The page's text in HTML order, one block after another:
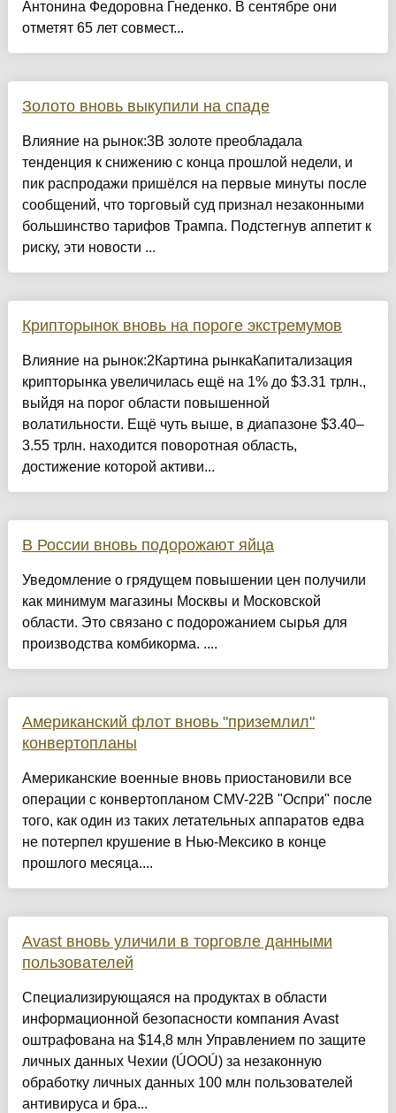
Антонина Федоровна Гнеденко. В сентябре они
отметят 65 лет совмест...
Золото вновь выкупили на спаде
Влияние на рынок:3В золоте преобладала
тенденция к снижению с конца прошлой недели, и
пик распродажи пришёлся на первые минуты после
сообщений, что торговый суд признал незаконными
большинство тарифов Трампа. Подстегнув аппетит к
риску, эти новости ...
Крипторынок вновь на пороге экстремумов
Влияние на рынок:2Картина рынкаКапитализация
крипторынка увеличилась ещё на 1% до $3.31 трлн.,
выйдя на порог области повышенной
волатильности. Ещё чуть выше, в диапазоне $3.40–
3.55 трлн. находится поворотная область,
достижение которой активи...
В России вновь подорожают яйца
Уведомление о грядущем повышении цен получили
как минимум магазины Москвы и Московской
области. Это связано с подорожанием сырья для
производства комбикорма. ....
Американский флот вновь "приземлил"
конвертопланы
Американские военные вновь приостановили все
операции с конвертопланом CMV-22B "Оспри" после
того, как один из таких летательных аппаратов едва
не потерпел крушение в Нью-Мексико в конце
прошлого месяца....
Avast вновь уличили в торговле данными
пользователей
Специализирующаяся на продуктах в области
информационной безопасности компания Avast
оштрафована на $14,8 млн Управлением по защите
личных данных Чехии (ÚOOÚ) за незаконную
обработку личных данных 100 млн пользователей
антивируса и бра...